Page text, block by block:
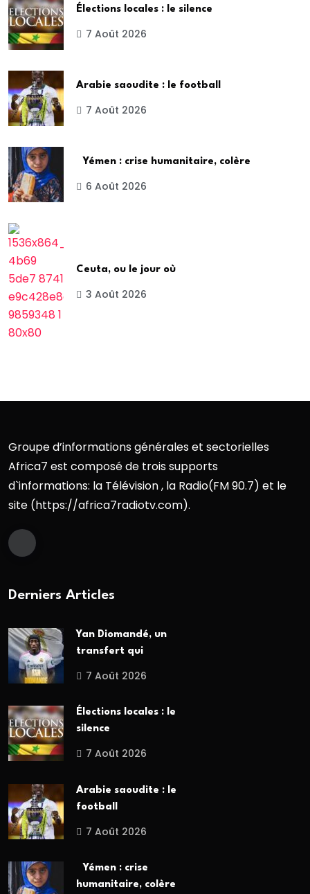
Élections locales : le silence
7 Août 2026
Arabie saoudite : le football
7 Août 2026
Yémen : crise humanitaire, colère
6 Août 2026
Ceuta, ou le jour où
3 Août 2026
Groupe d’informations générales et sectorielles
Africa7 est composé de trois supports
d`informations: la Télévision , la Radio(FM 90.7) et le
site (https://africa7radiotv.com).
Derniers Articles
Yan Diomandé, un
transfert qui
7 Août 2026
Élections locales : le
silence
7 Août 2026
Arabie saoudite : le
football
7 Août 2026
Yémen : crise
humanitaire, colère